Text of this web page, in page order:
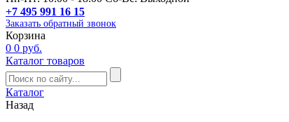
+7 495 991 16 15
Заказать обратный звонок
Корзина
0 0 руб.
Каталог товаров
Каталог
Назад